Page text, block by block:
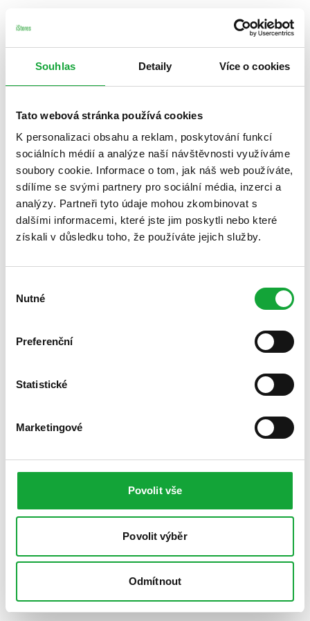
Souhlas Detaily Více o cookies
Tato webová stránka používá cookies
K personalizaci obsahu a reklam, poskytování funkcí
sociálních médií a analýze naší návštěvnosti využíváme
soubory cookie. Informace o tom, jak náš web používáte,
sdílíme se svými partnery pro sociální média, inzerci a
analýzy. Partneři tyto údaje mohou zkombinovat s
dalšími informacemi, které jste jim poskytli nebo které
získali v důsledku toho, že používáte jejich služby.
souhlasu
Nutné
Preferenční
Statistické
Marketingové
Povolit vše
Povolit výběr
Odmítnout